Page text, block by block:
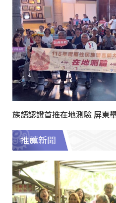
族語認證首推在地測驗 屏東
推薦新聞